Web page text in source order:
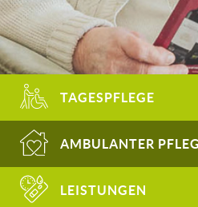
TAGESPFLEGE
AMBULANTER
LEISTUNGEN